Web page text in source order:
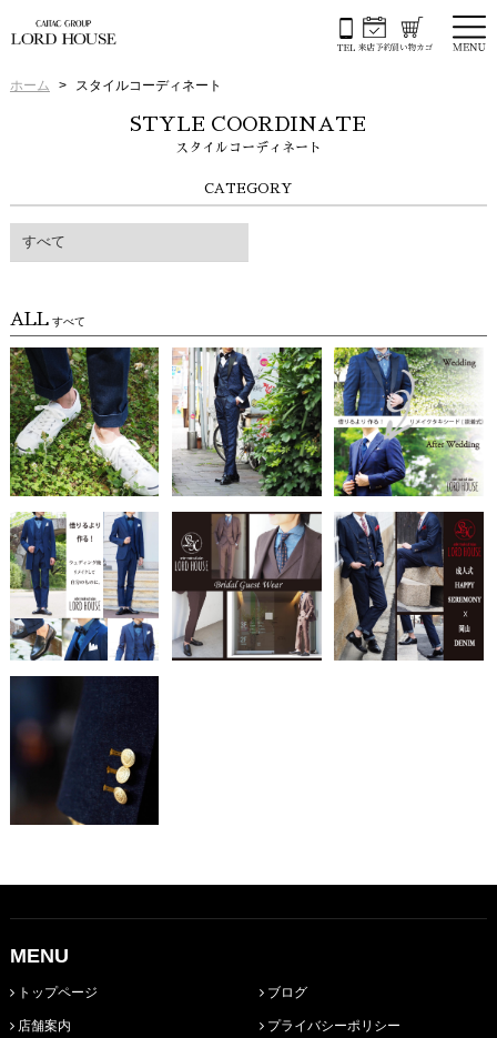
ホーム スタイルコーディネート
STYLE COORDINATE
スタイルコーディネート
CATEGORY
すべて
ALLすべて
MENU
トップページ
店舗案内
ブログ
プライバシーポリシー